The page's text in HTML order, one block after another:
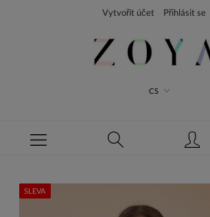
Vytvořit účet Přihlásit se
CS
SLEVA